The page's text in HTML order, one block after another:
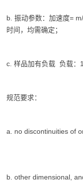
b. 振动参数：加速度=
时间，均需确
c. 样品加有负载 负载
规范要求：
a. no discontinuities
b. other dimensional,